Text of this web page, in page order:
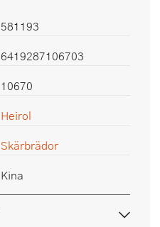
581193
6419287106703
10670
Heirol
Skärbrädor
Kina